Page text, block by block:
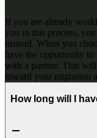
If you are already
you in this process,
instead. When you
have the opportunity
with a partner. This
toward your migration
How long will I